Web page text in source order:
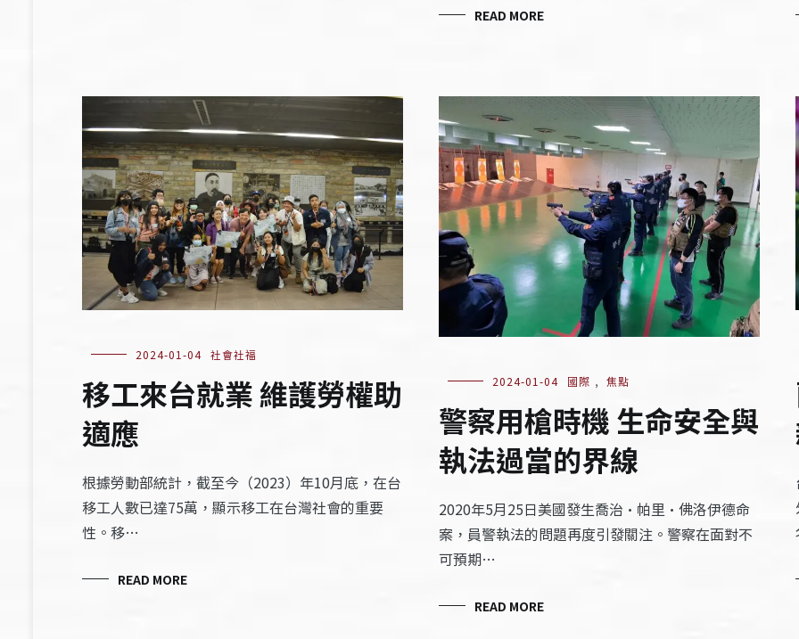
READ MORE
2024-01-04 社會社福
移工來台就業 維護勞權助
適應
根據勞動部統計，截至今（2023）年10月底，在台
移工人數已達75萬，顯示移工在台灣社會的重要
性。移…
READ MORE
2024-01-04 國際 , 焦點
警察用槍時機 生命安全與
執法過當的界線
2020年5月25日美國發生喬治·帕里·佛洛伊德命
案，員警執法的問題再度引發關注。警察在面對不
可預期…
READ MORE